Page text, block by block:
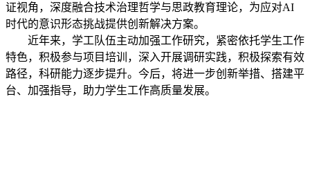
证视角，深度融合技术治理哲学与思政教育理论，为应对AI
时代的意识形态挑战提供创新解决方案。
近年来，学工队伍主动加强工作研究，紧密依托学生工作
特色，积极参与项目培训，深入开展调研实践，积极探索有效
路径，科研能力逐步提升。今后，将进一步创新举措、搭建平
台、加强指导，助力学生工作高质量发展。